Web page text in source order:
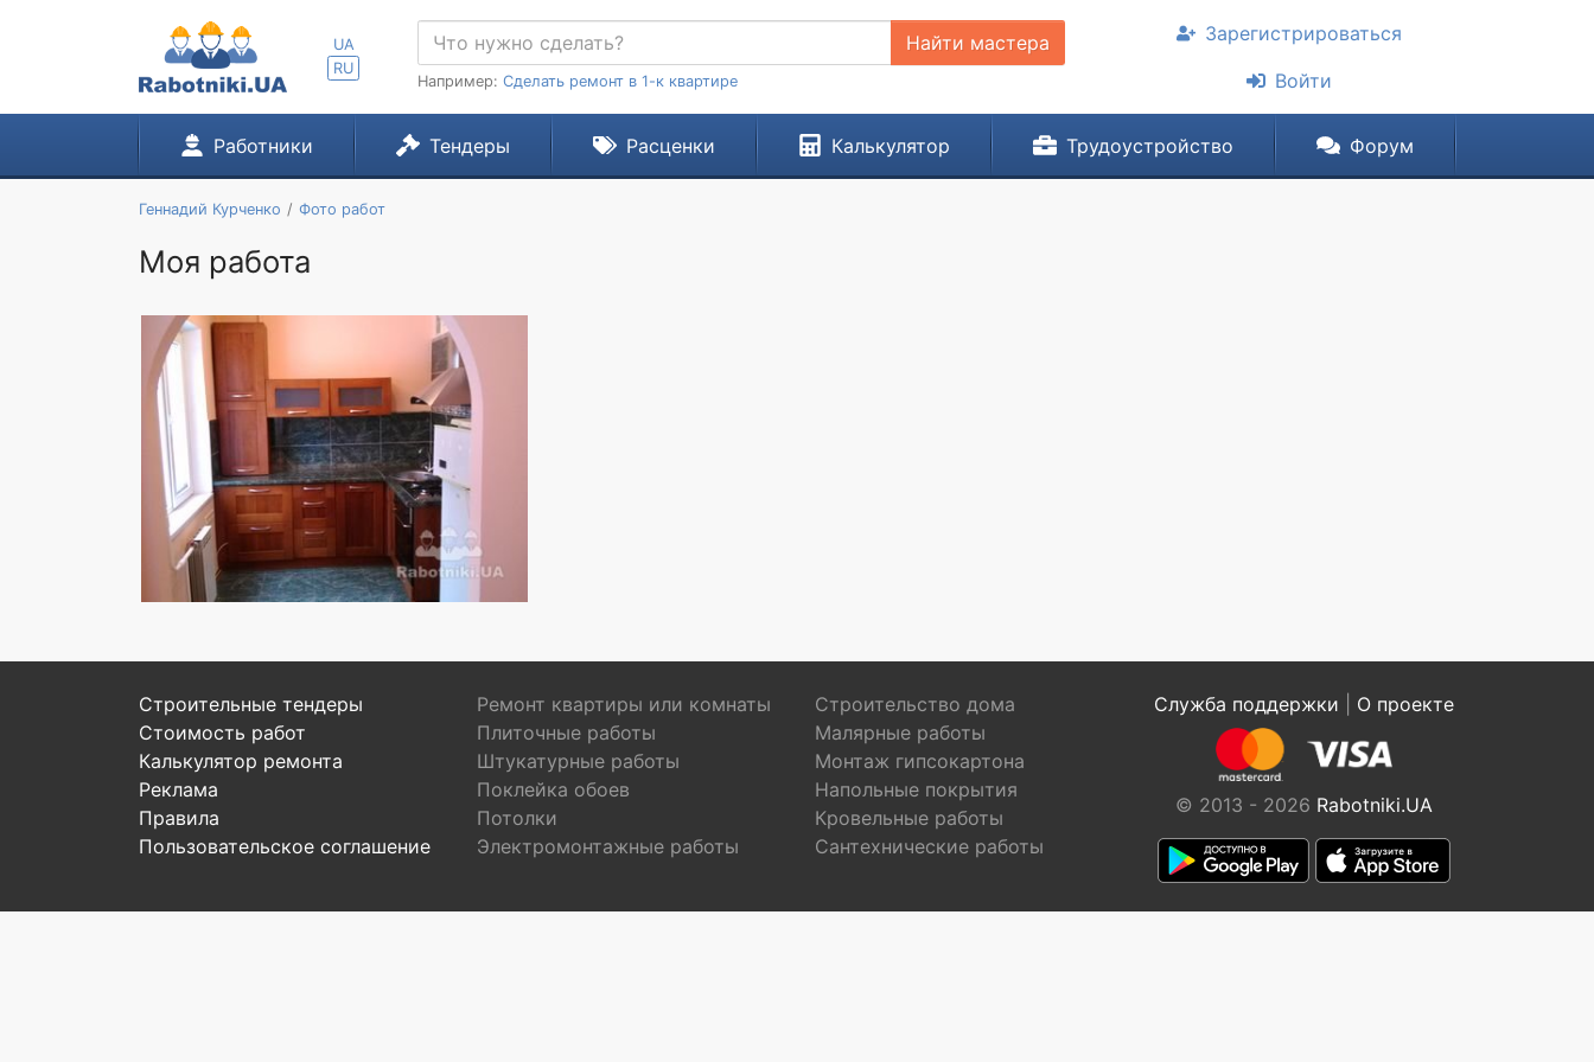
UA
RU
Найти мастера
Например: Сделать ремонт в 1-к квартире
Зарегистрироваться
Войти
Работники Тендеры Расценки Калькулятор Трудоустройство Форум
Геннадий Курченко Фото работ
Моя работа
Строительные тендеры
Стоимость работ
Калькулятор ремонта
Реклама
Правила
Пользовательское соглашение
Ремонт квартиры или комнаты
Строительство дома
Плиточные работы
Малярные работы
Штукатурные работы
Монтаж гипсокартона
Поклейка обоев
Напольные покрытия
Потолки
Кровельные работы
Электромонтажные работы
Сантехнические работы
Служба поддержки О проекте
© 2013 - 2026 Rabotniki.UA